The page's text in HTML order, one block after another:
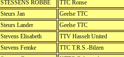
STESSENS ROBBE TTC Ronse
Steurs Jan Geelse TTC
Steurs Lander Geelse TTC
Stevens Elisabeth TTV Hasselt United
Stevens Femke TTC T.R.S.-Bilzen